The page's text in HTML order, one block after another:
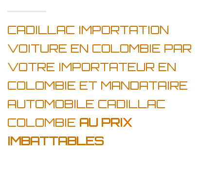
CADILLAC IMPORTATION
VOITURE EN COLOMBIE PAR
VOTRE IMPORTATEUR EN
COLOMBIE ET MANDATAIRE
AUTOMOBILE CADILLAC
COLOMBIE AU PRIX
IMBATTABLES